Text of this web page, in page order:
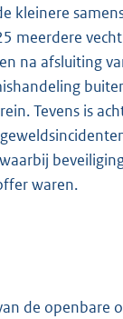
kleinere
meerdere
na afsluiting
Tevens is
waren.
de openbare